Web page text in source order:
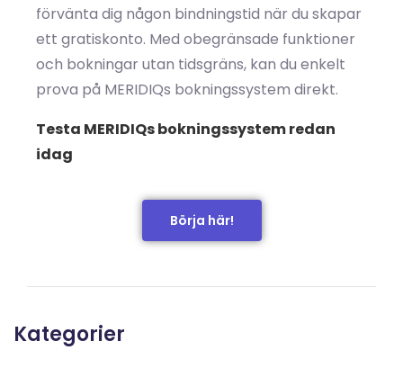
förvänta dig någon bindningstid när du skapar
ett gratiskonto. Med obegränsade funktioner
och bokningar utan tidsgräns, kan du enkelt
prova på MERIDIQs bokningssystem direkt.
Testa MERIDIQs bokningssystem redan
idag
Börja här!
Kategorier